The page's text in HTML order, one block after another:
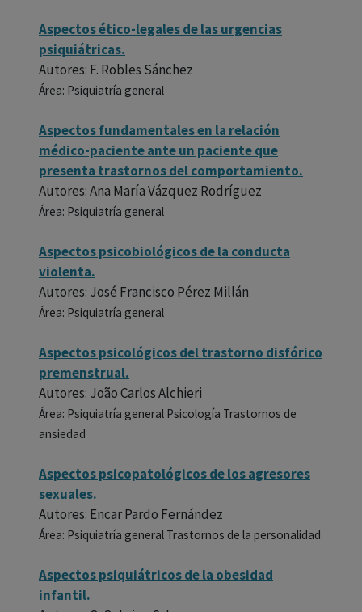
Aspectos ético-legales de las urgencias
psiquiátricas.
Autores: F. Robles Sánchez
Área: Psiquiatría general
Aspectos fundamentales en la relación
médico-paciente ante un paciente que
presenta trastornos del comportamiento.
Autores: Ana María Vázquez Rodríguez
Área: Psiquiatría general
Aspectos psicobiológicos de la conducta
violenta.
Autores: José Francisco Pérez Millán
Área: Psiquiatría general
Aspectos psicológicos del trastorno disfórico
premenstrual.
Autores: João Carlos Alchieri
Área: Psiquiatría general Psicología Trastornos de
ansiedad
Aspectos psicopatológicos de los agresores
sexuales.
Autores: Encar Pardo Fernández
Área: Psiquiatría general Trastornos de la personalidad
Aspectos psiquiátricos de la obesidad
infantil.